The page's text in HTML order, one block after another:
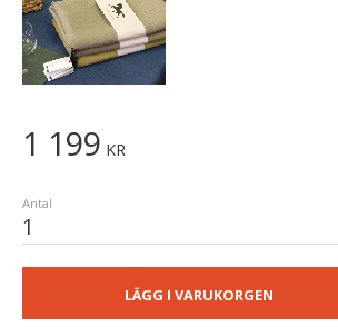
1 199 KR
Antal
LÄGG I VARUKORGEN